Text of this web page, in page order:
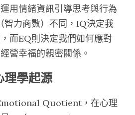
用情緒資訊引導思考與行為
智力商數）不同，IQ決定我
而EQ則決定我們如何應對
營幸福的親密關係。
理學起源
Quotient，在心理